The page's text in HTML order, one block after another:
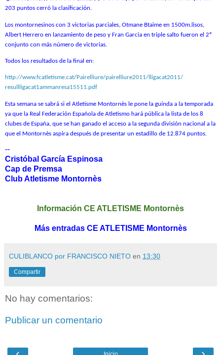
203 puntos cerró la clasificación.
Los montornesinos con 3 victorias parciales, Otmane Btaime en 1500m.lisos,
Albert Herrero en lanzamiento de peso y Fran Garcia en triple salto fueron el 2º
conjunto con más número de victorias.
Todos los resultados de la final en:
http://www.fcatletisme.cat/Pairelliure/pairelliure2011/ lligacat2011/
resullligacat1ammanresa15511.pdf
Esta semana se sabrá si el Atletisme Montornès le pone la guinda a la temporada
ya que la Real Federación Española de Atletismo hará pública la lista de los 8
clubes de España, que se han ganado el acceso a la segunda división nacional a la
que el Montornès aspira después de presentar un estadillo de 12.874 puntos.
--
Cristóbal García Espinosa
Cap de Premsa
Club Atletisme Montornès
Información CE ATLETISME Montornès
Más entradas CE ATLETISME Montornès
CULIBLANCO por FRANCISCO NIETO en 13:30
Compartir
No hay comentarios:
Publicar un comentario